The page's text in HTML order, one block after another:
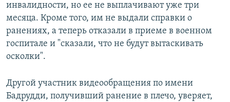
инвалидности, но ее не выплачивают уже три
месяца. Кроме того, им не выдали справки о
ранениях, а теперь отказали в приеме в военном
госпитале и "сказали, что не будут вытаскивать
осколки".
Другой участник видеообращения по имени
Бадрудди, получивший ранение в плечо, уверяет,